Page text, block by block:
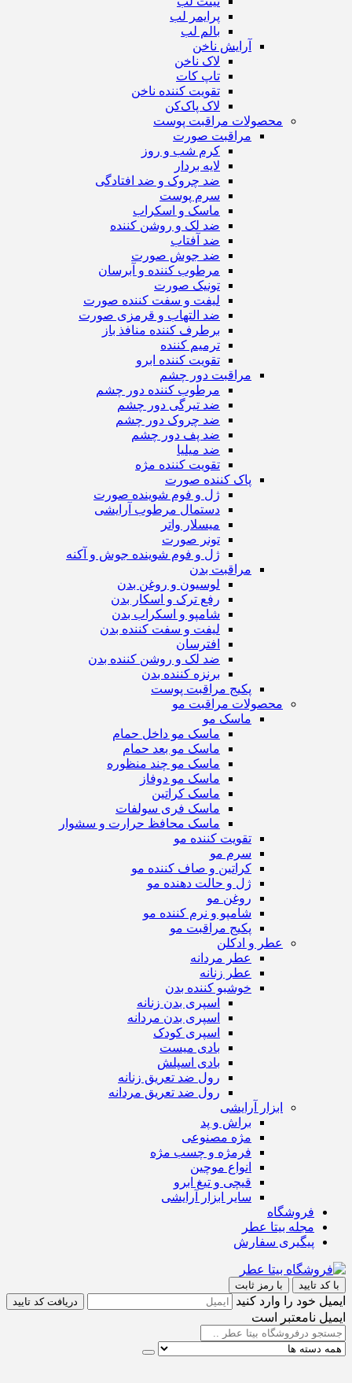
پرایمر لب
بالم لب
آرایش ناخن
لاک ناخن
تاپ‌ کات
تقویت کننده ناخن
لاک پاک‌کن
محصولات مراقبت پوست
مراقبت صورت
کرم شب و روز
لایه بردار
ضد چروک و ضد افتادگی
سرم پوست
ماسک و اسکراب
ضد لک و روشن کننده
ضد آفتاب
ضد جوش صورت
مرطوب کننده و آبرسان
تونیک صورت
لیفت و سفت کننده صورت
ضد التهاب و قرمزی صورت
برطرف کننده منافذ باز
ترمیم کننده
تقویت کننده ابرو
مراقبت دور چشم
مرطوب کننده دور چشم
ضد تیرگی دور چشم
ضد چروک دور چشم
ضد پف دور چشم
ضد میلیا
تقویت کننده مژه
پاک کننده صورت
ژل و فوم شوینده صورت
دستمال مرطوب آرایشی
میسلار واتر
تونر صورت
ژل و فوم شوینده جوش و آکنه
مراقبت بدن
لوسیون و روغن بدن
رفع ترک و اسکار بدن
شامپو و اسکراب بدن
لیفت و سفت کننده بدن
افترسان
ضد لک و روشن کننده بدن
برنزه کننده بدن
پکیج مراقبت پوست
محصولات مراقبت مو
ماسک مو
ماسک مو داخل حمام
ماسک مو بعد حمام
ماسک مو چند منظوره
ماسک مو دوفاز
ماسک کراتین
ماسک فری سولفات
ماسک محافظ حرارت و سشوار
تقویت کننده مو
سرم مو
کراتین و صاف کننده مو
ژل و حالت دهنده مو
روغن مو
شامپو و نرم کننده مو
پکیج مراقبت مو
عطر و ادکلن
عطر مردانه
عطر زنانه
خوشبو کننده بدن
اسپری بدن زنانه
اسپری بدن مردانه
اسپری کودک
بادی میست
بادی اسپلش
رول ضد تعریق زنانه
رول ضد تعریق مردانه
ابزار آرایشی
براش و پد
مژه مصنوعی
فرمژه و چسب مژه
انواع موچین
قیچی و تیغ ابرو
سایر ابزار آرایشی
فروشگاه
مجله بیتا عطر
پیگیری سفارش
با کد تایید با رمز ثابت
ایمیل خود را وارد کنید دریافت کد تایید
ایمیل نامعتبر است